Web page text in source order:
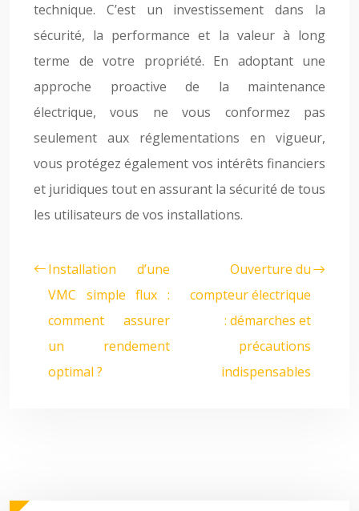
technique. C’est un investissement dans la
sécurité, la performance et la valeur à long
terme de votre propriété. En adoptant une
approche proactive de la maintenance
électrique, vous ne vous conformez pas
seulement aux réglementations en vigueur,
vous protégez également vos intérêts financiers
et juridiques tout en assurant la sécurité de tous
les utilisateurs de vos installations.
Installation d’une
VMC simple flux :
comment assurer
un rendement
optimal ?
Ouverture du
compteur électrique
: démarches et
précautions
indispensables